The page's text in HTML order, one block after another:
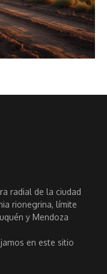
radial de la ciudad
rionegrina, límite
y Mendoza
en este sitio